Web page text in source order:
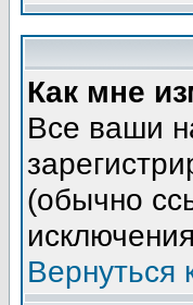
Как мне
Все ваши
(обычно
Вернуться